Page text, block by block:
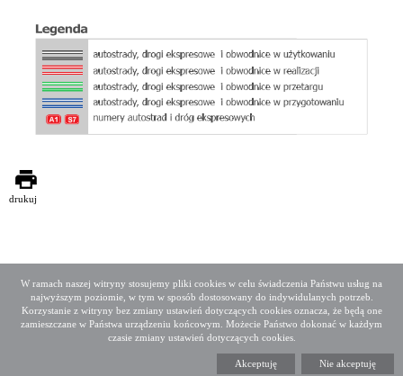
W ramach naszej witryny stosujemy pliki cookies w celu świadczenia Państwu usług na
najwyższym poziomie, w tym w sposób dostosowany do indywidulanych potrzeb.
Korzystanie z witryny bez zmiany ustawień dotyczących cookies oznacza, że będą one
zamieszczane w Państwa urządzeniu końcowym. Możecie Państwo dokonać w każdym
czasie zmiany ustawień dotyczących cookies.
Akceptuję Nie akceptuję
drukuj
Deklaracja dostępności
Mapa serwisu
Media społecznościowe
Twitter Facebook Linkedin
Copyright 2015 GDDKiA
ul. Wronia 53, 00-874 Warszawa, Tel +48 22 375 88 88